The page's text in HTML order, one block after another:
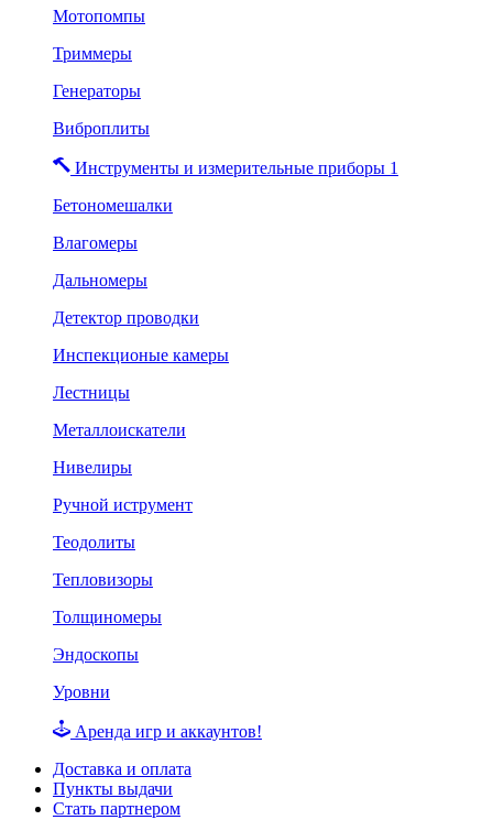
Мотопомпы
Триммеры
Генераторы
Виброплиты
Инструменты и измерительные приборы 1
Бетономешалки
Влагомеры
Дальномеры
Детектор проводки
Инспекционые камеры
Лестницы
Металлоискатели
Нивелиры
Ручной иструмент
Теодолиты
Тепловизоры
Толщиномеры
Эндоскопы
Уровни
Аренда игр и аккаунтов!
Доставка и оплата
Пункты выдачи
Стать партнером